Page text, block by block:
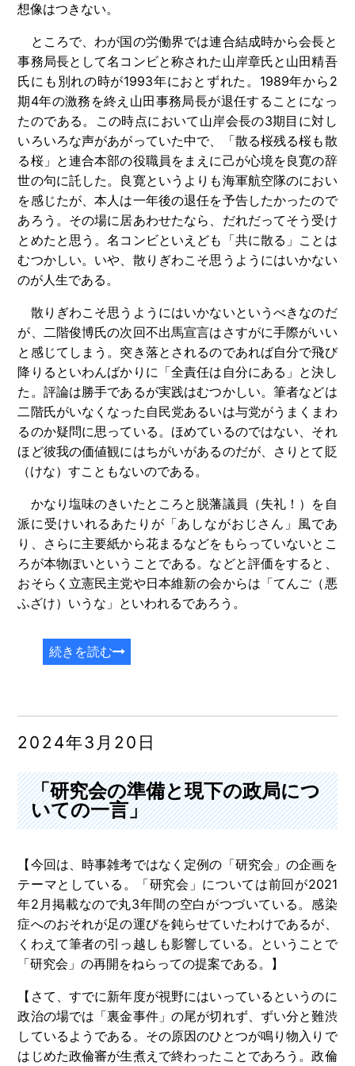
想像はつきない。
ところで、わが国の労働界では連合結成時から会長と
事務局長として名コンビと称された山岸章氏と山田精吾
氏にも別れの時が1993年におとずれた。1989年から2
期4年の激務を終え山田事務局長が退任することになっ
たのである。この時点において山岸会長の3期目に対し
いろいろな声があがっていた中で、「散る桜残る桜も散
る桜」と連合本部の役職員をまえに己が心境を良寛の辞
世の句に託した。良寛というよりも海軍航空隊のにおい
を感じたが、本人は一年後の退任を予告したかったので
あろう。その場に居あわせたなら、だれだってそう受け
とめたと思う。名コンビといえども「共に散る」ことは
むつかしい。いや、散りぎわこそ思うようにはいかない
のが人生である。
散りぎわこそ思うようにはいかないというべきなのだ
が、二階俊博氏の次回不出馬宣言はさすがに手際がいい
と感じてしまう。突き落とされるのであれば自分で飛び
降りるといわんばかりに「全責任は自分にある」と決し
た。評論は勝手であるが実践はむつかしい。筆者などは
二階氏がいなくなった自民党あるいは与党がうまくまわ
るのか疑問に思っている。ほめているのではない、それ
ほど彼我の価値観にはちがいがあるのだが、さりとて貶
（けな）すこともないのである。
かなり塩味のきいたところと脱藩議員（失礼！）を自
派に受けいれるあたりが「あしながおじさん」風であ
り、さらに主要紙から花まるなどをもらっていないとこ
ろが本物ぽいということである。などと評価をすると、
おそらく立憲民主党や日本維新の会からは「てんご（悪
ふざけ）いうな」といわれるであろう。
続きを読む
2024年3月20日
「研究会の準備と現下の政局につ
いての一言」
【今回は、時事雑考ではなく定例の「研究会」の企画を
テーマとしている。「研究会」については前回が2021
年2月掲載なので丸3年間の空白がつづいている。感染
症へのおそれが足の運びを鈍らせていたわけであるが、
くわえて筆者の引っ越しも影響している。ということで
「研究会」の再開をねらっての提案である。】
【さて、すでに新年度が視野にはいっているというのに
政治の場では「裏金事件」の尾が切れず、ずい分と難渋
しているようである。その原因のひとつが鳴り物入りで
はじめた政倫審が生煮えで終わったことであろう。政倫